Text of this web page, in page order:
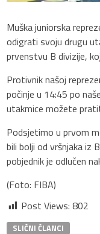
Muška juniorska
odigrati svoju drugu
prvenstvu B divizije,
Protivnik našoj
počinje u 14:45 po
utakmice možete
Podsjetimo u prvom
bili bolji od vršnjaka iz
pobjednik je odlučen
(Foto: FIBA)
Post Views: 802
SLIČNI ČLANCI